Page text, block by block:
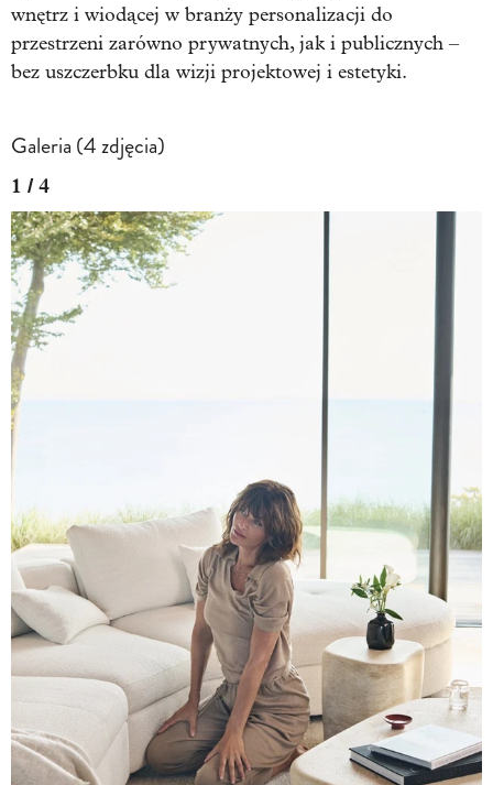
wnętrz i wiodącej w branży personalizacji do
przestrzeni zarówno prywatnych, jak i publicznych –
bez uszczerbku dla wizji projektowej i estetyki.
Galeria (4 zdjęcia)
1 / 4